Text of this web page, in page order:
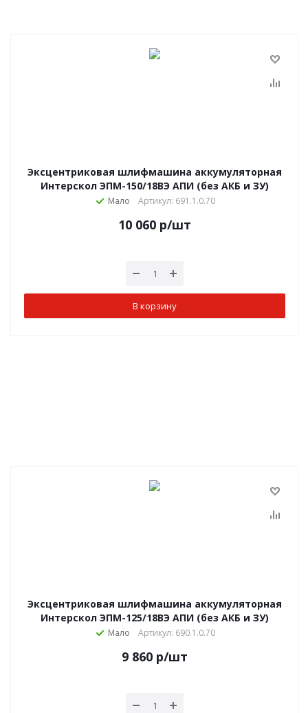
Эксцентриковая шлифмашина аккумуляторная
Интерскол ЭПМ-150/18ВЭ АПИ (без АКБ и ЗУ)
Мало Артикул: 691.1.0.70
10 060 р/шт
В корзину
Эксцентриковая шлифмашина аккумуляторная
Интерскол ЭПМ-125/18ВЭ АПИ (без АКБ и ЗУ)
Мало Артикул: 690.1.0.70
9 860 р/шт